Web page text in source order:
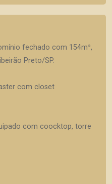
fechado com 154m²,
Preto/SP.
com closet
com coocktop, torre